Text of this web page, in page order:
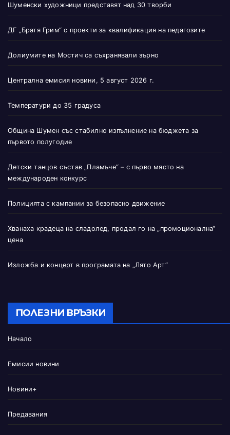
Шуменски художници представят над 30 творби
ДГ „Братя Грим“ с проекти за квалификация на педагозите
Долиумите на Мостич са съхранявали зърно
Централна емисия новини, 5 август 2026 г.
Температури до 35 градуса
Община Шумен със стабилно изпълнение на бюджета за
първото полугодие
Детски танцов състав „Пламъче“ – с първо място на
международен конкурс
Полицията с кампании за безопасно движение
Хванаха крадеца на сладолед, продал го на „промоционална“
цена
Изложба и концерт в програмата на „Лято Арт“
ПОЛЕЗНИ ВРЪЗКИ
Начало
Емисии новини
Новини+
Предавания